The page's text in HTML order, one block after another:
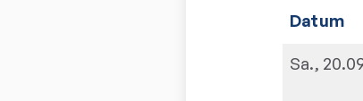
Datum
Sa.,